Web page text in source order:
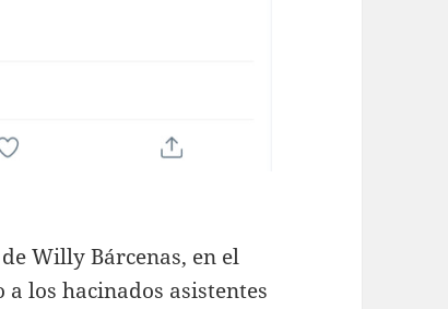
Willy Bárcenas, en el
los hacinados asistentes